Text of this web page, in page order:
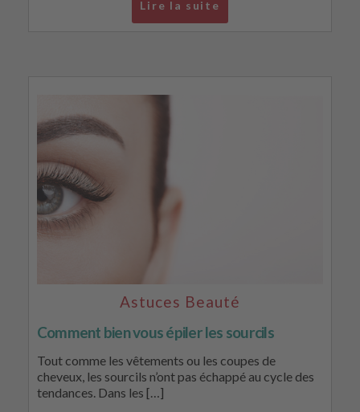
Lire la suite
Astuces Beauté
Comment bien vous épiler les sourcils
Tout comme les vêtements ou les coupes de
cheveux, les sourcils n’ont pas échappé au cycle des
tendances. Dans les […]